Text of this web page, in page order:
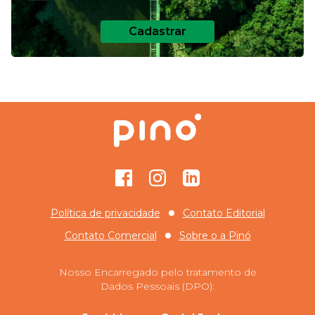
Cadastrar
FacebookInstagramGitHub
Política de privacidade
Contato Editorial
Contato Comercial
Sobre o a Pinó
Nosso Encarregado pelo tratamento de
Dados Pessoais (DPO):